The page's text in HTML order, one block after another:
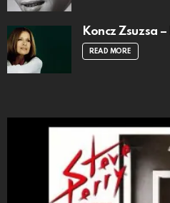
Koncz Zsuzsa
READ MORE